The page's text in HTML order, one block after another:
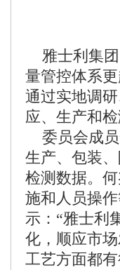
雅士利集团
量管控体系
通过实地调
应、生产和
委员会成员
生产、包装
检测数据。
施和人员操
示：“雅士利
化，顺应市
工艺方面都